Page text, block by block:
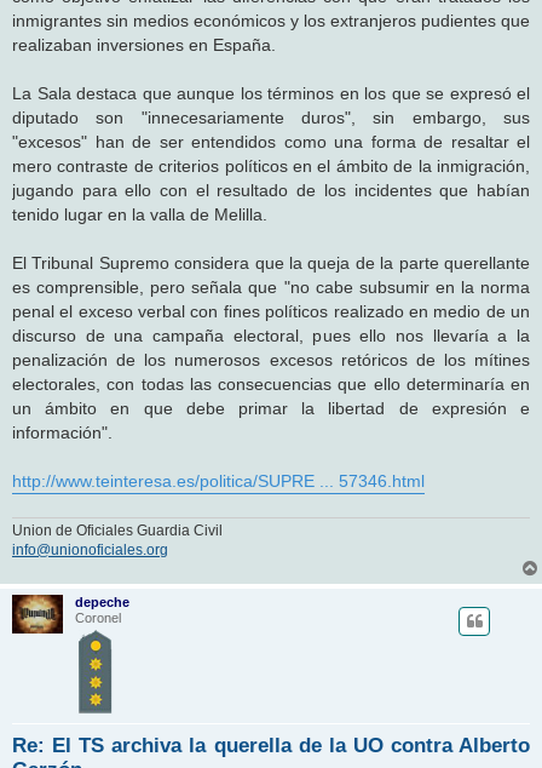
inmigrantes sin medios económicos y los extranjeros pudientes que
realizaban inversiones en España.
La Sala destaca que aunque los términos en los que se expresó el
diputado son "innecesariamente duros", sin embargo, sus
"excesos" han de ser entendidos como una forma de resaltar el
mero contraste de criterios políticos en el ámbito de la inmigración,
jugando para ello con el resultado de los incidentes que habían
tenido lugar en la valla de Melilla.
El Tribunal Supremo considera que la queja de la parte querellante
es comprensible, pero señala que "no cabe subsumir en la norma
penal el exceso verbal con fines políticos realizado en medio de un
discurso de una campaña electoral, pues ello nos llevaría a la
penalización de los numerosos excesos retóricos de los mítines
electorales, con todas las consecuencias que ello determinaría en
un ámbito en que debe primar la libertad de expresión e
información".
http://www.teinteresa.es/politica/SUPRE ... 57346.html
Union de Oficiales Guardia Civil
info@unionoficiales.org
depeche
Coronel
Re: El TS archiva la querella de la UO contra Alberto